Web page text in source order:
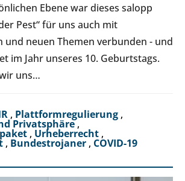
Ebene war dieses salopp
Pest“ für uns auch mit
und neuen Themen verbunden - und
im Jahr unseres 10. Geburtstags.
uns…
, Plattformregulierung ,
Privatsphäre,
, Urheberrecht ,
, Bundestrojaner , COVID-19